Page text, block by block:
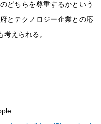
どちらを尊重するかという
とテクノロジー企業との応
えられる。